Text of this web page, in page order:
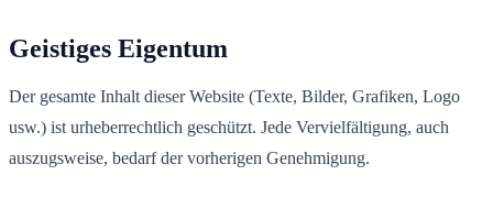
Geistiges Eigentum
Der gesamte Inhalt dieser Website (Texte, Bilder, Grafiken, Logo
usw.) ist urheberrechtlich geschützt. Jede Vervielfältigung, auch
auszugsweise, bedarf der vorherigen Genehmigung.